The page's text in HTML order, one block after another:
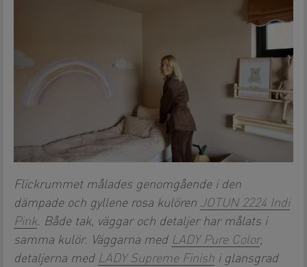
Flickrummet målades genomgående i den
dämpade och gyllene rosa kulören JOTUN 2224 Indi
Pink. Både tak, väggar och detaljer har målats i
samma kulör. Väggarna med LADY Pure Color,
detaljerna med LADY Supreme Finish i glansgrad